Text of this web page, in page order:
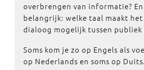
overbrengen van informatie?
belangrijk: welke taal maakt het
dialoog mogelijk tussen publiek
Soms kom je zo op Engels als
op Nederlands en soms op Duits.